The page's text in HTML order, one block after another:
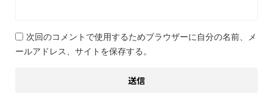
次回のコメントで使用するためブラウザーに自分の名前、メ
ールアドレス、サイトを保存する。